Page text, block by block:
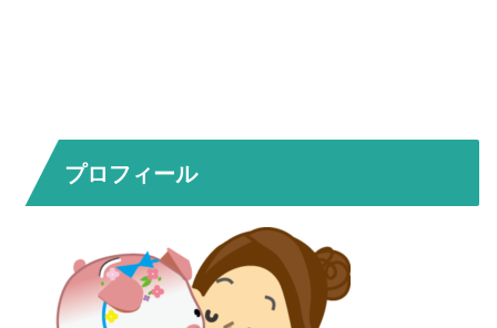
プロフィール